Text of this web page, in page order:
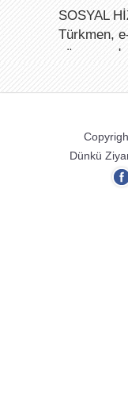
SOSYAL
Türkmen,
görmeye
ve Büyük
Dünkü